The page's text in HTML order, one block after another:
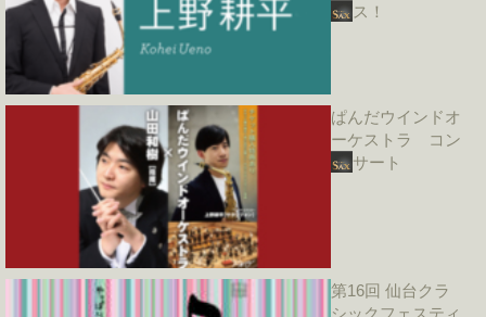
ス！
ぱんだウインドオ
ーケストラ コン
サート
第16回 仙台クラ
シックフェスティ